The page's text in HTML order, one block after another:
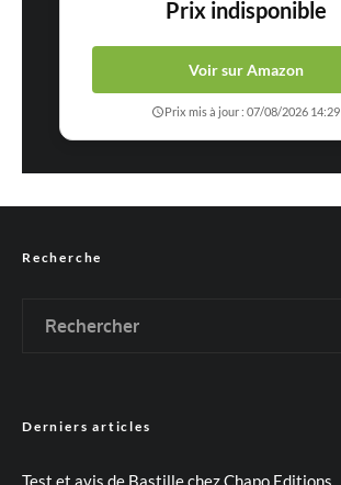
Prix indisponible
Voir sur Amazon
Prix mis à jour : 07/08/2026 14:29
Recherche
Derniers articles
Test et avis de Bastille chez Chapo Editions